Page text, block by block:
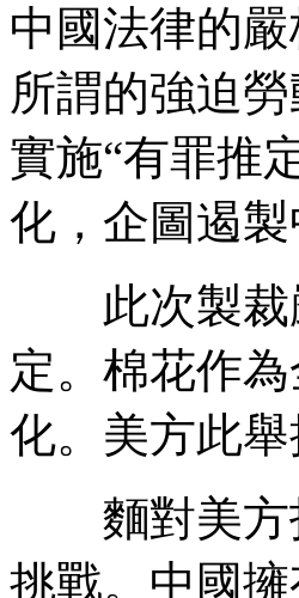
中國法律的
所謂的強迫
實施“有罪推
化，企圖遏
此次製裁
定。棉花作
化。美方此
麵對美方
挑戰。中國